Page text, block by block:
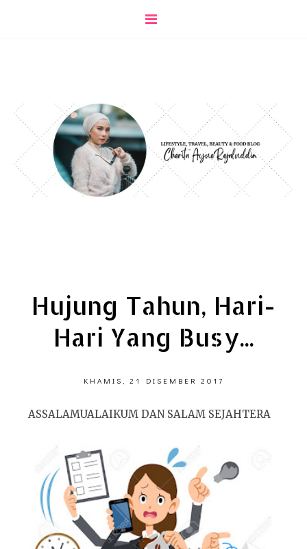
Hujung Tahun, Hari-
Hari Yang Busy...
KHAMIS, 21 DISEMBER 2017
ASSALAMUALAIKUM DAN SALAM SEJAHTERA